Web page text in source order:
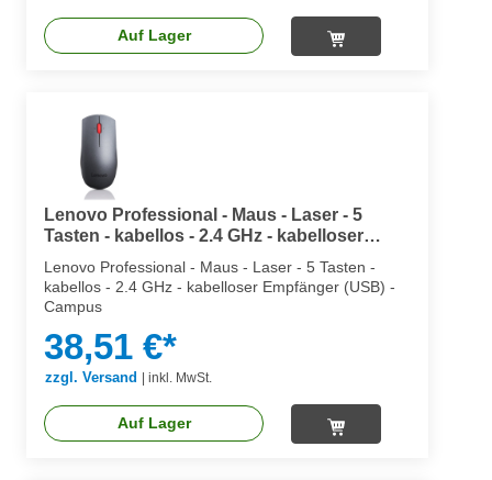
Auf Lager
Lenovo Professional - Maus - Laser - 5
Tasten - kabellos - 2.4 GHz - kabelloser
Lenovo Professional - Maus - Laser - 5 Tasten -
kabellos - 2.4 GHz - kabelloser Empfänger (USB) -
Campus
38,51 €*
zzgl. Versand inkl. MwSt.
Auf Lager